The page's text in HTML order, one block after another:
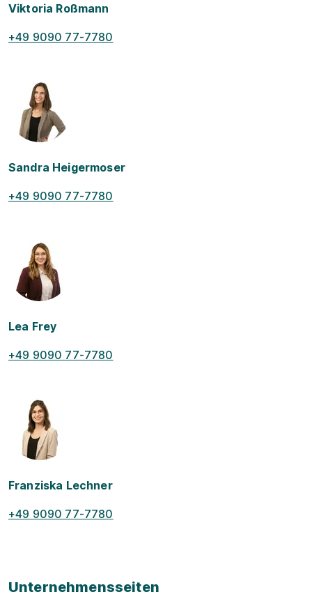
Viktoria Roßmann
+49 9090 77-7780
Sandra Heigermoser
+49 9090 77-7780
Lea Frey
+49 9090 77-7780
Franziska Lechner
+49 9090 77-7780
Unternehmensseiten